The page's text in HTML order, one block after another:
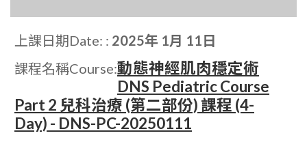
上課日期Date: : 2025年 1月 11日
課程名稱Course:動態神經肌肉穩定術
DNS Pediatric Course
Part 2 兒科治療 (第二部份) 課程 (4-
Day) - DNS-PC-20250111